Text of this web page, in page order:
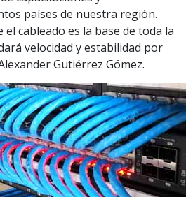
países de nuestra región.
cableado es la base de toda la
velocidad y estabilidad por
Gutiérrez Gómez.